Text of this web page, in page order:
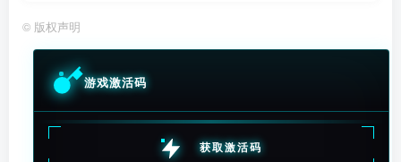
© 版权声明
游戏激活码
获取激活码